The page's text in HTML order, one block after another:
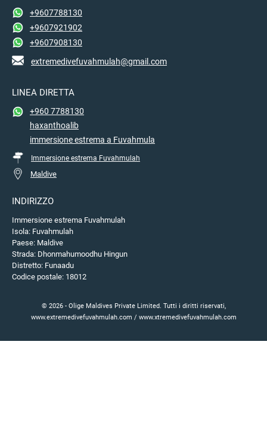
+9607788130
+9607921902
+9607908130
extremedivefuvahmulah@gmail.com
LINEA DIRETTA
+960 7788130
haxanthoalib
immersione estrema a Fuvahmula
Immersione estrema Fuvahmulah
Maldive
INDIRIZZO
Immersione estrema Fuvahmulah
Isola: Fuvahmulah
Paese: Maldive
Strada: Dhonmahumoodhu Hingun
Distretto: Funaadu
Codice postale: 18012
© 2026 - Olige Maldives Private Limited. Tutti i diritti riservati,
www.extremedivefuvahmulah.com / www.xtremedivefuvahmulah.com